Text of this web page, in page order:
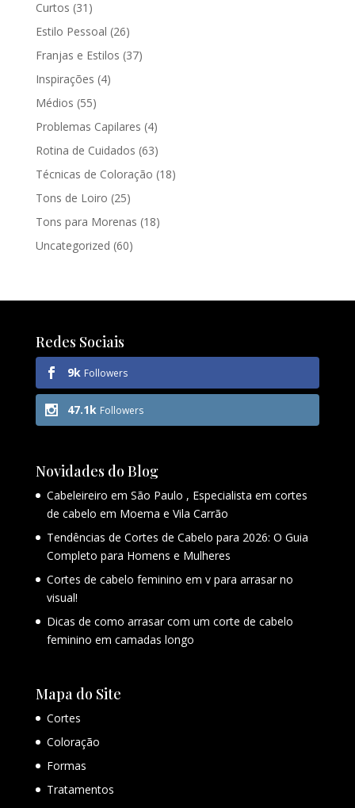
Curtos (31)
Estilo Pessoal (26)
Franjas e Estilos (37)
Inspirações (4)
Médios (55)
Problemas Capilares (4)
Rotina de Cuidados (63)
Técnicas de Coloração (18)
Tons de Loiro (25)
Tons para Morenas (18)
Uncategorized (60)
Redes Sociais
9k Followers
47.1k Followers
Novidades do Blog
Cabeleireiro em São Paulo , Especialista em cortes
de cabelo em Moema e Vila Carrão
Tendências de Cortes de Cabelo para 2026: O Guia
Completo para Homens e Mulheres
Cortes de cabelo feminino em v para arrasar no
visual!
Dicas de como arrasar com um corte de cabelo
feminino em camadas longo
Mapa do Site
Cortes
Coloração
Formas
Tratamentos